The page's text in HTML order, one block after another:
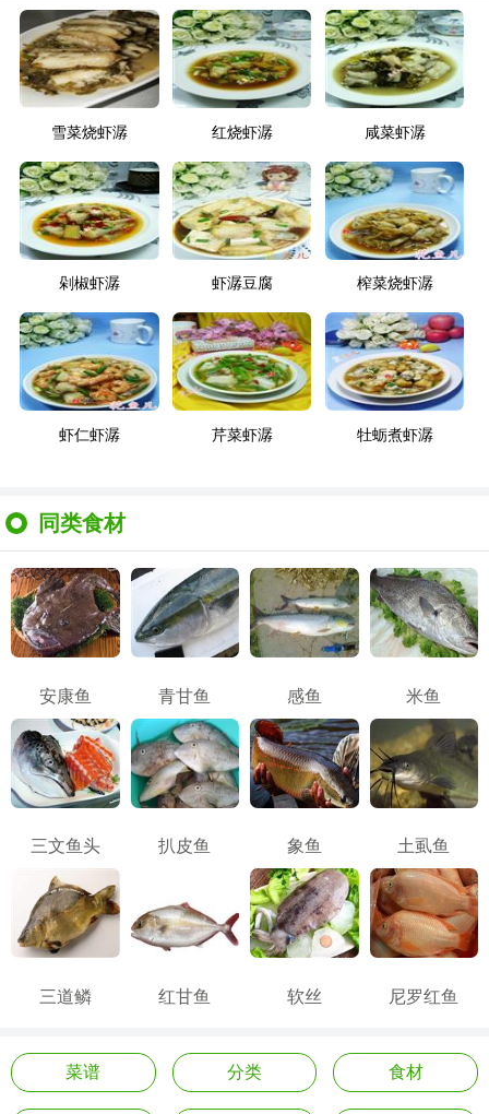
雪菜烧虾潺 红烧虾潺 咸菜虾潺
剁椒虾潺 虾潺豆腐 榨菜烧虾潺
虾仁虾潺 芹菜虾潺 牡蛎煮虾潺
同类食材
安康鱼 青甘鱼 感鱼 米鱼
三文鱼头 扒皮鱼 象鱼 土虱鱼
三道鳞 红甘鱼 软丝 尼罗红鱼
菜谱 分类 食材